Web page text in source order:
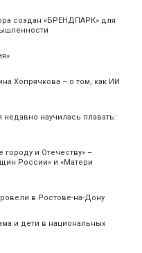
создан «БРЕНДПАРК» для
Хопрячкова – о том, как ИИ
научилась плавать:
и Отечеству» –
России» и «Матери
в Ростове-на-Дону
и дети в национальных